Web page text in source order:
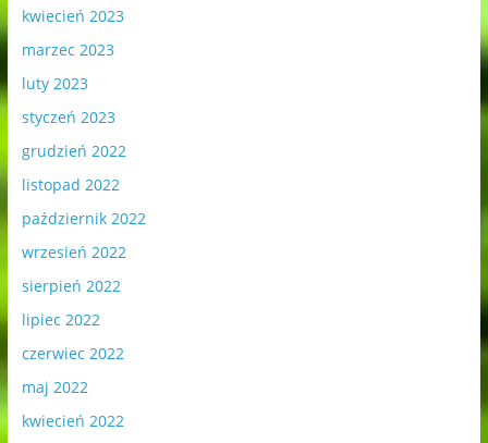
kwiecień 2023
marzec 2023
luty 2023
styczeń 2023
grudzień 2022
listopad 2022
październik 2022
wrzesień 2022
sierpień 2022
lipiec 2022
czerwiec 2022
maj 2022
kwiecień 2022